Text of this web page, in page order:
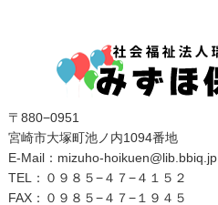
〒880−0951
宮崎市大塚町池ノ内1094番地
E‐Mail：mizuho-hoikuen@lib.bbiq.jp
TEL：０９８５−４７−４１５２
FAX：０９８５−４７−１９４５